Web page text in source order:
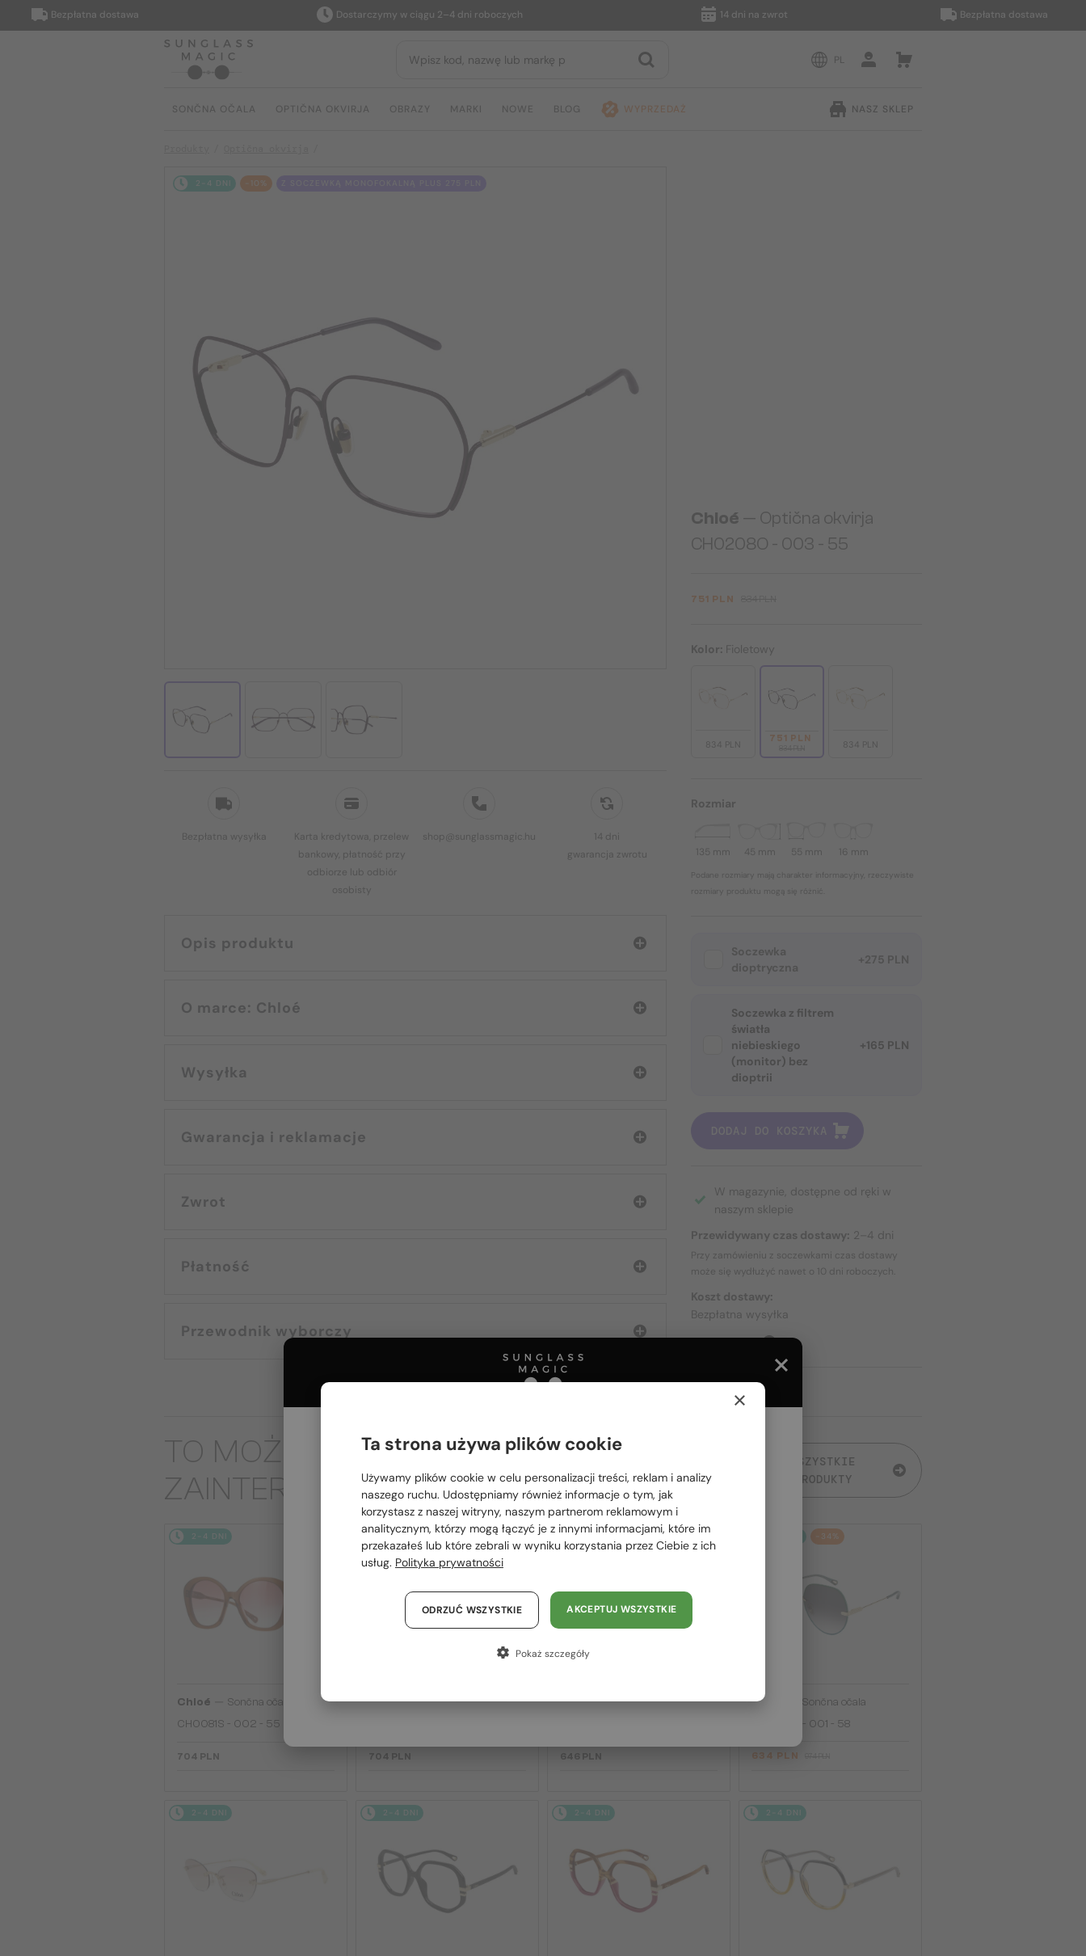
Bezpłatna dostawa Dostarczymy w ciągu 2–4 dni roboczych 14 dni na zwrot Bezpłatna dostawa
PL
SONČNA OČALA OPTIČNA OKVIRJA OBRAZY MARKI NOWE BLOG WYPRZEDAŻ NASZ SKLEP
2-4 DNI -10%
Bezpłatna wysyłka
Karta kredytowa, przelew
bankowy, płatność przy
odbiorze lub odbiór
osobisty
shop@sunglassmagic.hu
14 dni
gwarancja zwrotu
Opis produktu
O marce: Chloé
Wysyłka
Gwarancja i reklamacje
Zwrot
Płatność
Przewodnik wyborczy
Chloé — Optična okvirja
CH0208O - 003 - 55
751 PLN
Kolor: Fioletowy
834 PLN
751 PLN
834 PLN
Rozmiar
135 mm 45 mm 55 mm 16 mm
Podane rozmiary mają charakter informacyjny, rzeczywiste
rozmiary produktu mogą się różnić.
Soczewka
dioptryczna
+275 PLN
Soczewka z filtrem
światła
niebieskiego
(monitor) bez
dioptrii
+165 PLN
DODAJ DO KOSZYKA
W magazynie, dostępne od ręki w
naszym sklepie
Przewidywany czas dostawy: 2–4 dni
Przy zamówieniu z soczewkami czas dostawy
może się wydłużyć nawet o 10 dni roboczych.
Koszt dostawy:
Bezpłatna wysyłka
O DOSTAWIE
TO MOŻE CIĘ RÓWNIEŻ
ZAINTERESOWAĆ
WSZYSTKIE
PRODUKTY
2-4 DNI
Chloé
Sončna očala
CH0081S - 002 - 55
704 PLN
2-4 DNI
Chloé—Sončna očala
704 PLN
2-4 DNI
Chloé—Sončna očala
646 PLN
-34%
Chloé
Sončna očala
CH0135S - 001 - 58
634 PLN
2-4 DNI 2-4 DNI 2-4 DNI 2-4 DNI
Proszę wybierz z listy odpowiedni dla Ciebie kraj:
Polska / PL
România / RO
Magyarország / HU
Austria / AT
Francja / FR
×
Ta strona używa plików cookie
Używamy plików cookie w celu personalizacji treści, reklam i analizy
naszego ruchu. Udostępniamy również informacje o tym, jak
korzystasz z naszej witryny, naszym partnerom reklamowym i
analitycznym, którzy mogą łączyć je z innymi informacjami, które im
przekazałeś lub które zebrali w wyniku korzystania przez Ciebie z ich
usług. Polityka prywatności
AKCEPTUJ WSZYSTKIE
ODRZUĆ WSZYSTKIE
Pokaż szczegóły